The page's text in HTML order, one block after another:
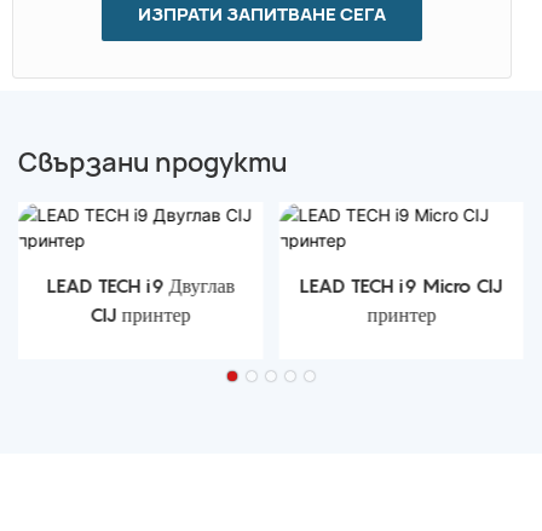
ИЗПРАТИ ЗАПИТВАНЕ СЕГА
Свързани продукти
LEAD TECH i9 Двуглав
CIJ принтер
LEAD TECH i9 Micro CIJ
принтер